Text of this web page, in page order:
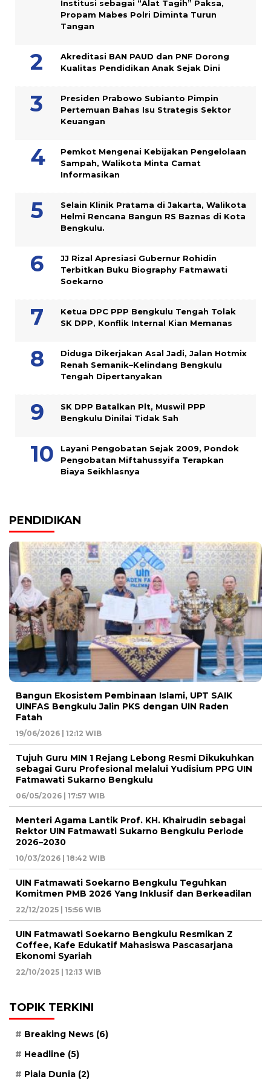
Institusi sebagai “Alat Tagih” Paksa,
Propam Mabes Polri Diminta Turun
Tangan
Akreditasi BAN PAUD dan PNF Dorong
Kualitas Pendidikan Anak Sejak Dini
Presiden Prabowo Subianto Pimpin
Pertemuan Bahas Isu Strategis Sektor
Keuangan
Pemkot Mengenai Kebijakan Pengelolaan
Sampah, Walikota Minta Camat
Informasikan
Selain Klinik Pratama di Jakarta, Walikota
Helmi Rencana Bangun RS Baznas di Kota
Bengkulu.
JJ Rizal Apresiasi Gubernur Rohidin
Terbitkan Buku Biography Fatmawati
Soekarno
Ketua DPC PPP Bengkulu Tengah Tolak
SK DPP, Konflik Internal Kian Memanas
Diduga Dikerjakan Asal Jadi, Jalan Hotmix
Renah Semanik–Kelindang Bengkulu
Tengah Dipertanyakan
SK DPP Batalkan Plt, Muswil PPP
Bengkulu Dinilai Tidak Sah
Layani Pengobatan Sejak 2009, Pondok
Pengobatan Miftahussyifa Terapkan
Biaya Seikhlasnya
PENDIDIKAN
Bangun Ekosistem Pembinaan Islami, UPT SAIK
UINFAS Bengkulu Jalin PKS dengan UIN Raden
Fatah
19/06/2026 | 12:12 WIB
Tujuh Guru MIN 1 Rejang Lebong Resmi Dikukuhkan
sebagai Guru Profesional melalui Yudisium PPG UIN
Fatmawati Sukarno Bengkulu
06/05/2026 | 17:57 WIB
Menteri Agama Lantik Prof. KH. Khairudin sebagai
Rektor UIN Fatmawati Sukarno Bengkulu Periode
2026–2030
10/03/2026 | 18:42 WIB
UIN Fatmawati Soekarno Bengkulu Teguhkan
Komitmen PMB 2026 Yang Inklusif dan Berkeadilan
22/12/2025 | 15:56 WIB
UIN Fatmawati Soekarno Bengkulu Resmikan Z
Coffee, Kafe Edukatif Mahasiswa Pascasarjana
Ekonomi Syariah
22/10/2025 | 12:13 WIB
TOPIK TERKINI
Breaking News (6)
Headline (5)
Piala Dunia (2)